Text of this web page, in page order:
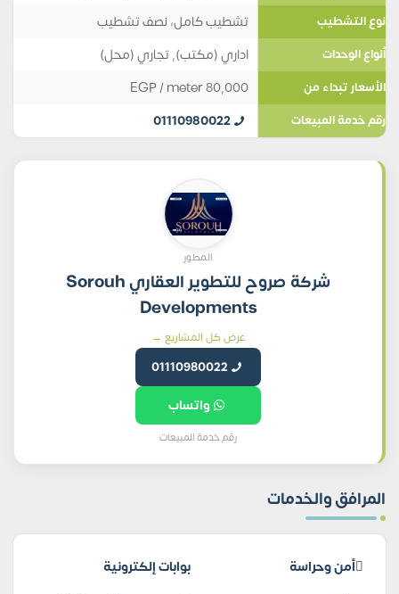
نوع التشطيب تشطيب كامل، نصف تشطيب
أنواع الوحدات اداري (مكتب),تجاري (محل)
الأسعار تبداء من 80,000
EGP/ meter
رقم خدمة المبيعات 01110980022
المطور
شركة صروح للتطوير العقاري Sorouh
Developments
عرض كل المشاريع →
01110980022
واتساب
رقم خدمة المبيعات
المرافق والخدمات
أمن وحراسة
بوابات إلكترونية